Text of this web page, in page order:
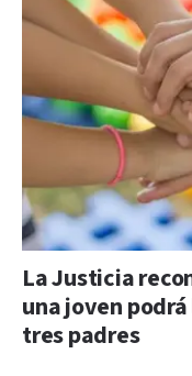
La Justicia
una joven
tres padres